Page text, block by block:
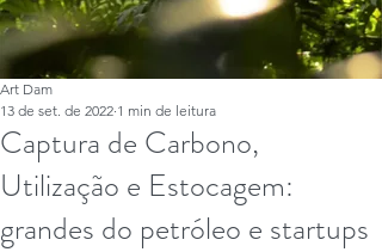
Captura de Carbono,
Utilização e Estocagem:
grandes do petróleo e startups
Art Dam
13 de set. de 2022 1 min de leitura